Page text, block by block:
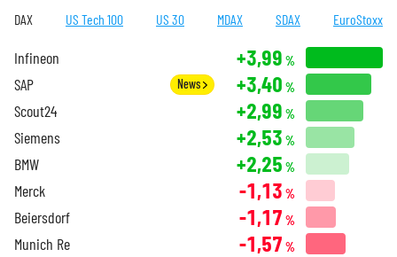
DAX US Tech 100 US 30 MDAX SDAX EuroStoxx
Infineon +3,99 %
SAP News +3,40 %
Scout24 +2,99 %
Siemens +2,53 %
BMW +2,25 %
Merck -1,13 %
Beiersdorf -1,17 %
Munich Re -1,57 %